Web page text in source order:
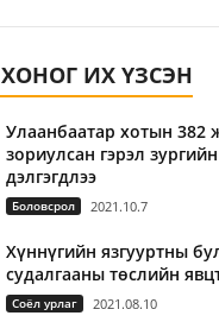
ИХ ҮЗСЭН
Улаанбаатар хотын 382
зориулсан гэрэл зургийн
дэлгэгдлээ
Боловсрол 2021.10.7
Хүннүгийн язгууртны
судалгааны төслийн
Соёл урлаг 2021.08.10